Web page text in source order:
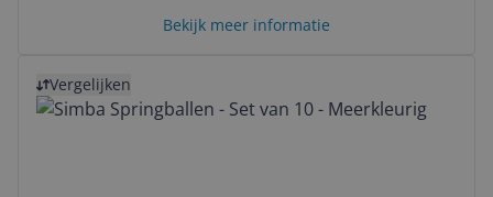
Bekijk meer informatie
Vergelijken